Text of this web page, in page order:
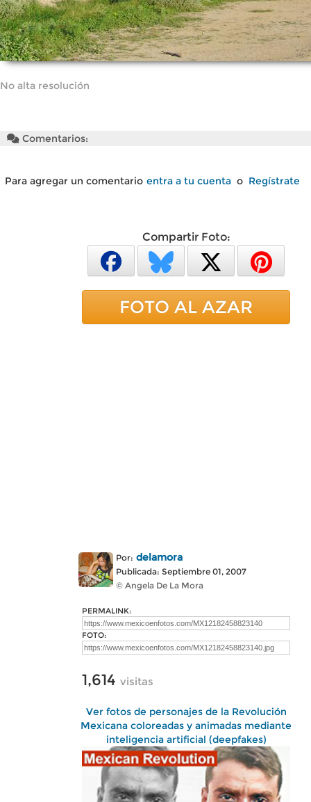
No alta resolución
Comentarios:
Para agregar un comentario entra a tu cuenta o Regístrate
Compartir Foto:
FOTO AL AZAR
Por: delamora
Publicada: Septiembre 01, 2007
© Angela De La Mora
PERMALINK:
FOTO:
1,614 visitas
Ver fotos de personajes de la Revolución
Mexicana coloreadas y animadas mediante
inteligencia artificial (deepfakes)